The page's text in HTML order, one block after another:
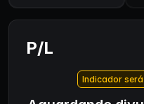
P/L
Indicador